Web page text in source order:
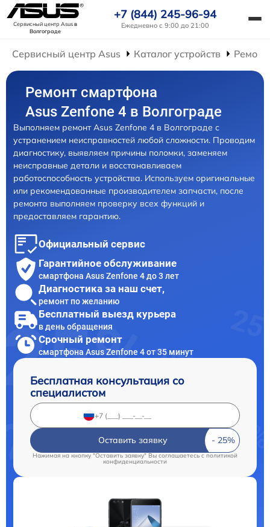
Сервисный центр Asusв
Волгограде
+7 (844) 245-96-94
Ежедневно с 9:00 до 21:00
Сервисный центр Asus Каталог устройств
Ремонт смартфона
Asus Zenfone 4 в Волгограде
Выполняем ремонт Asus Zenfone 4 в Волгограде с
устранением неисправностей любой сложности. Проводим
диагностику, выявляем причины поломки, заменяем
неисправные детали и восстанавливаем
работоспособность устройства. Используем оригинальные
или рекомендованные производителем запчасти, после
ремонта выполняем проверку всех функций и
предоставляем гарантию.
Официальный сервис
Гарантийное обслуживание
смартфона Asus Zenfone 4 до 3 лет
Диагностика за наш счет,
ремонт по желанию
Бесплатный выезд курьера
в день обращения
Срочный ремонт
смартфона Asus Zenfone 4 от 35 минут
Бесплатная консультация со
специалистом
Оставить заявку
Нажимая на кнопку "Оставить заявку" Вы соглашаетесь c политикой
конфиденциальности